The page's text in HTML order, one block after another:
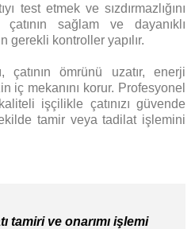
test etmek ve sızdırmazlığını
sağlam ve dayanıklı
gerekli kontroller yapılır.
çatının ömrünü uzatır, enerji
iç mekanını korur. Profesyonel
işçilikle çatınızı güvende
tamir veya tadilat işlemini
tamiri ve onarımı işlemi